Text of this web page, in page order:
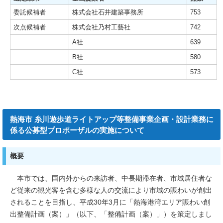
委託候補者
株式会社石井建築事務所
753
次点候補者
株式会社乃村工藝社
742
A社
639
B社
580
C社
573
熱海市 糸川遊歩道ライトアップ等整備事業企画・設計業務に
係る公募型プロポーザルの実施について
概要
本市では、国内外からの来訪者、中長期滞在者、市域居住者な
ど従来の観光客を含む多様な人の交流により市域の賑わいが創出
されることを目指し、平成30年3月に「熱海港湾エリア賑わい創
出整備計画（案）」（以下、「整備計画（案）」）を策定しまし